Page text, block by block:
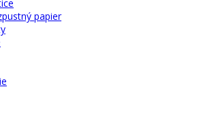
papier